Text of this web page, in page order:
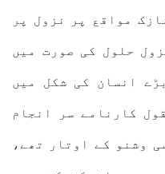
مواقع پر نزول پر
حلول کی صورت میں
انسان کی شکل میں
کارنامے سر انجام
وشنو کے اوتار تھے،